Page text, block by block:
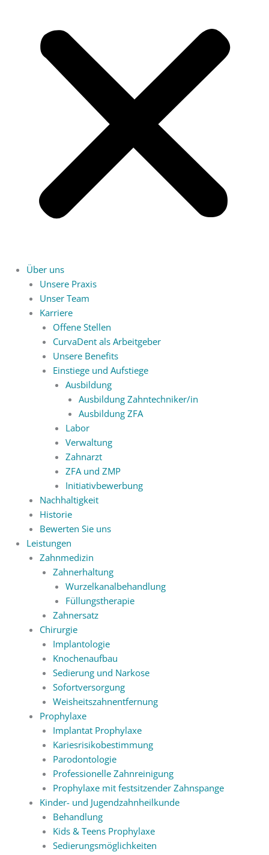
Über uns
Unsere Praxis
Unser Team
Karriere
Offene Stellen
CurvaDent als Arbeitgeber
Unsere Benefits
Einstiege und Aufstiege
Ausbildung
Ausbildung Zahntechniker/in
Ausbildung ZFA
Labor
Verwaltung
Zahnarzt
ZFA und ZMP
Initiativbewerbung
Nachhaltigkeit
Historie
Bewerten Sie uns
Leistungen
Zahnmedizin
Zahnerhaltung
Wurzelkanalbehandlung
Füllungstherapie
Zahnersatz
Chirurgie
Implantologie
Knochenaufbau
Sedierung und Narkose
Sofortversorgung
Weisheitszahnentfernung
Prophylaxe
Implantat Prophylaxe
Kariesrisikobestimmung
Parodontologie
Professionelle Zahnreinigung
Prophylaxe mit festsitzender Zahnspange
Kinder- und Jugendzahnheilkunde
Behandlung
Kids & Teens Prophylaxe
Sedierungsmöglichkeiten